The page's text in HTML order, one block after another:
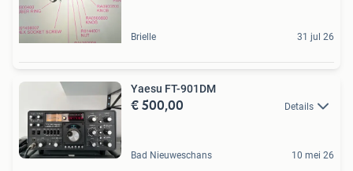
Brielle 31 jul 26
Yaesu FT-901DM
€ 500,00 Details
Bad Nieuweschans 10 mei 26